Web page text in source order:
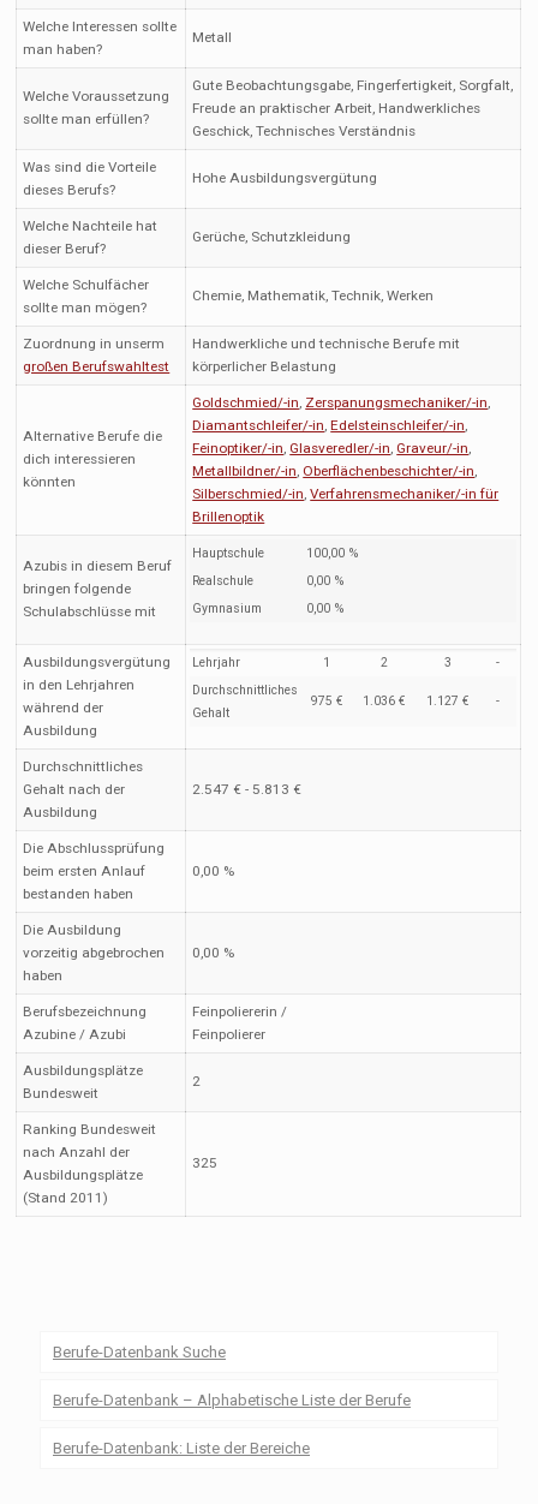
Welche Interessen sollte
man haben?
Metall
Welche Voraussetzung
sollte man erfüllen?
Gute Beobachtungsgabe, Fingerfertigkeit, Sorgfalt,
Freude an praktischer Arbeit, Handwerkliches
Geschick, Technisches Verständnis
Was sind die Vorteile
dieses Berufs?
Hohe Ausbildungsvergütung
Welche Nachteile hat
dieser Beruf?
Gerüche, Schutzkleidung
Welche Schulfächer
sollte man mögen?
Chemie, Mathematik, Technik, Werken
Zuordnung in unserm
großen Berufswahltest
Handwerkliche und technische Berufe mit
körperlicher Belastung
Alternative Berufe die
dich interessieren
könnten
Goldschmied/-in, Zerspanungsmechaniker/-in,
Diamantschleifer/-in,Edelsteinschleifer/-in,
Feinoptiker/-in, Glasveredler/-in, Graveur/-in,
Metallbildner/-in,Oberflächenbeschichter/-in,
Silberschmied/-in,Verfahrensmechaniker/-in für
Brillenoptik
Azubis in diesem Beruf
bringen folgende
Schulabschlüsse mit
Hauptschule
100,00 %
Realschule
0,00 %
Gymnasium
0,00 %
Ausbildungsvergütung
in den Lehrjahren
während der
Ausbildung
Lehrjahr 1 2 3
-
Durchschnittliches
Gehalt
975 € 1.036 € 1.127 € -
Durchschnittliches
Gehalt nach der
Ausbildung
2.547 € - 5.813 €
Die Abschlussprüfung
beim ersten Anlauf
bestanden haben
0,00 %
Die Ausbildung
vorzeitig abgebrochen
haben
0,00 %
Berufsbezeichnung
Azubine / Azubi
Feinpoliererin /
Feinpolierer
Ausbildungsplätze
Bundesweit
2
Ranking Bundesweit
nach Anzahl der
Ausbildungsplätze
(Stand 2011)
325
Berufe-Datenbank Suche
Berufe-Datenbank – Alphabetische Liste der Berufe
Berufe-Datenbank: Liste der Bereiche